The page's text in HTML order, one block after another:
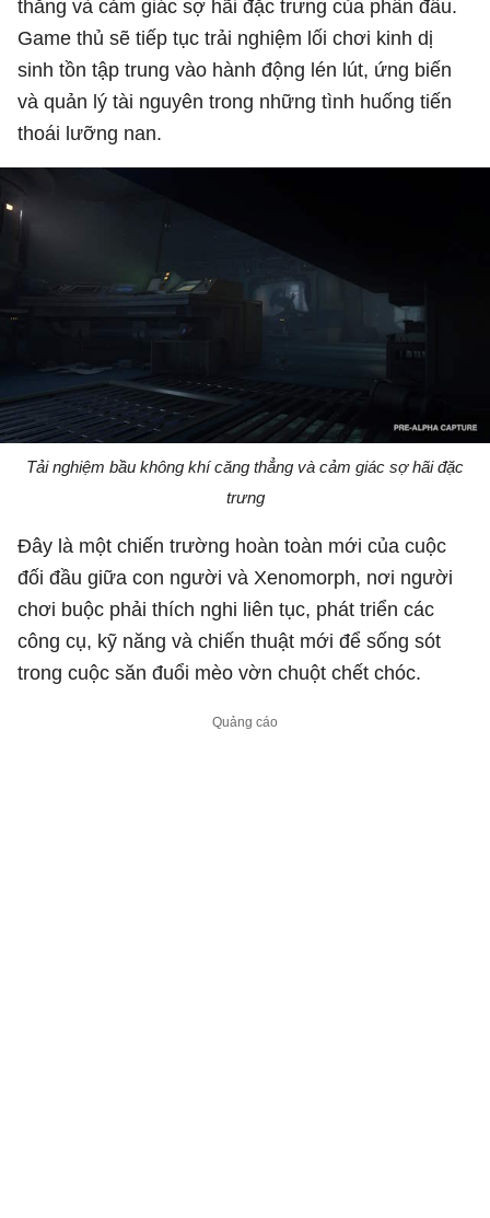
thẳng và cảm giác sợ hãi đặc trưng của phần đầu.
Game thủ sẽ tiếp tục trải nghiệm lối chơi kinh dị
sinh tồn tập trung vào hành động lén lút, ứng biến
và quản lý tài nguyên trong những tình huống tiến
thoái lưỡng nan.
Tải nghiệm bầu không khí căng thẳng và cảm giác sợ hãi đặc
trưng
Đây là một chiến trường hoàn toàn mới của cuộc
đối đầu giữa con người và Xenomorph, nơi người
chơi buộc phải thích nghi liên tục, phát triển các
công cụ, kỹ năng và chiến thuật mới để sống sót
trong cuộc săn đuổi mèo vờn chuột chết chóc.